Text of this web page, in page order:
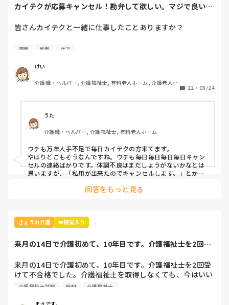
カイテクが応募キャンセル！勘弁して欲しい。マジで良い迷
皆さんカイテクと一緒に仕事したことありますか？
自分は、良くカイテクと一緒に勤務を組む事があります。
うちのGHは日中2人で、自分が早番だとカイテクは遅番とい
う体制です。
一昨日は自分が早番、カイテクが遅番で一緒に勤務を組む予
定でしたが、応募者が前日にキャンセル。
結局、自分がカイテクの分も働いて1日通しでした。
ホントに良い迷惑！！職員や応募したい人に対して失礼！
応募したなら、特段の理由がない限りキャンセルしないで欲
しい。
遅番 早番 ケア
けい
介護職・ヘルパー, 介護福祉士, 有料老人ホーム, 介護老人保
22 ・ 03/24
うた
介護職・ヘルパー, 介護福祉士, 有料老人ホーム
ウチも万年人手不足で毎日カイテクの方来てます。
やはりどこもそうなんですね。ウチも毎日毎日毎日毎日キャン
セルの連絡ばかりです。体調不良はまだしょうがないかなとは
思いますが、「私用が出来たのでキャンセルします。」とか理
ため息つかれたり、疲れてるんなら最初から応募してくるなよ
と思います。
回答をもっと見る
きょうの介護 👑殿堂入り
来月の14日で介護初めて、10年目です。介護福祉士を2回受
来月の14日で介護初めて、10年目です。介護福祉士を2回受
けて不合格でした。介護福祉士を取得しなくても、今はいい
と思ってます。介護福祉士をもっている職員ともやっている
介護福祉士試験 給料 介護福祉士